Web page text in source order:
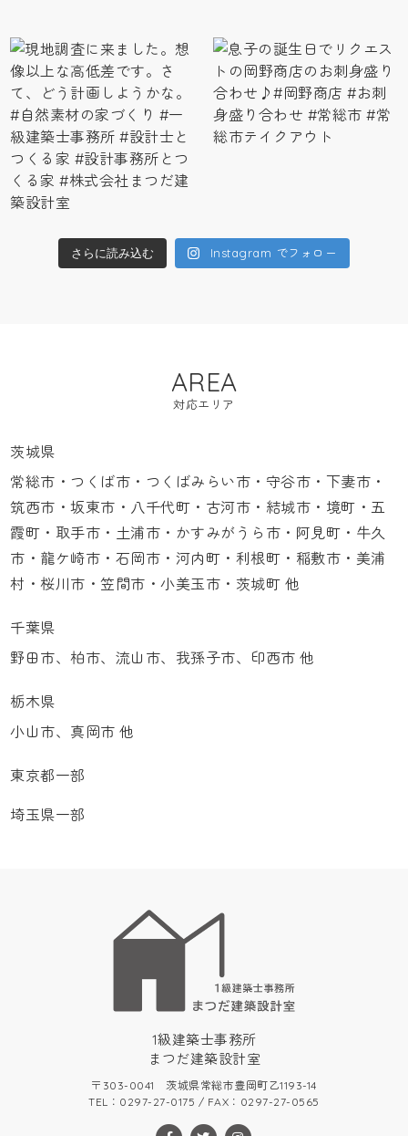
さらに読み込む Instagram でフォロー
AREA
対応エリア
茨城県
常総市・つくば市・つくばみらい市・守谷市・下妻市・
筑西市・坂東市・八千代町・古河市・結城市・境町・五
霞町・取手市・土浦市・かすみがうら市・阿見町・牛久
市・龍ケ崎市・石岡市・河内町・利根町・稲敷市・美浦
村・桜川市・笠間市・小美玉市・茨城町 他
千葉県
野田市、柏市、流山市、我孫子市、印西市 他
栃木県
小山市、真岡市 他
東京都一部
埼玉県一部
1級建築士事務所
まつだ建築設計室
〒303-0041 茨城県常総市豊岡町乙1193-14
TEL：0297-27-0175 / FAX：0297-27-0565